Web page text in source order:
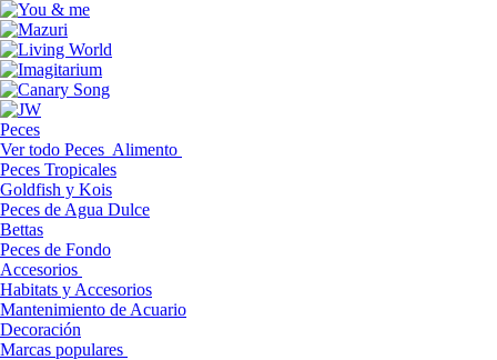
Peces
Ver todo Peces Alimento
Peces Tropicales
Goldfish y Kois
Peces de Agua Dulce
Bettas
Peces de Fondo
Accesorios
Habitats y Accesorios
Mantenimiento de Acuario
Decoración
Marcas populares